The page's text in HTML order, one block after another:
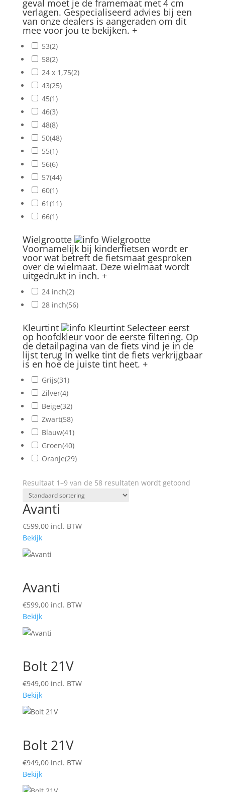
geval moet je de framemaat met 4 cm
verlagen. Gespecialiseerd advies bij een
van onze dealers is aangeraden om dit
mee voor jou te bekijken. +
53(2)
58(2)
24 x 1,75(2)
43(25)
45(1)
46(3)
48(8)
50(48)
55(1)
56(6)
57(44)
60(1)
61(11)
66(1)
Wielgrootte Wielgrootte
Voornamelijk bij kinderfietsen wordt er
voor wat betreft de fietsmaat gesproken
over de wielmaat. Deze wielmaat wordt
uitgedrukt in inch. +
24 inch(2)
28 inch(56)
Kleurtint Kleurtint Selecteer eerst
op hoofdkleur voor de eerste filtering. Op
de detailpagina van de fiets vind je in de
lijst terug In welke tint de fiets verkrijgbaar
is en hoe de juiste tint heet. +
Grijs(31)
Zilver(4)
Beige(32)
Zwart(58)
Blauw(41)
Groen(40)
Oranje(29)
Resultaat 1–9 van de 58 resultaten wordt getoond
Avanti
€599,00incl. BTW
Bekijk
Avanti
€599,00incl. BTW
Bekijk
Bolt 21V
€949,00incl. BTW
Bekijk
Bolt 21V
€949,00incl. BTW
Bekijk